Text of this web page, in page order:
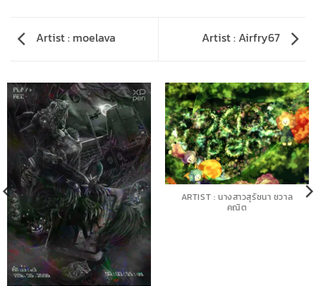
Artist : moelava Artist : Airfry67
ARTIST : นางสาวสุรัชนา ชวาล
คณิต